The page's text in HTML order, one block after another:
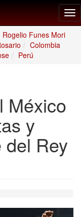
Rogelio Funes Mori
Colombia
Perú
México
y
del Rey